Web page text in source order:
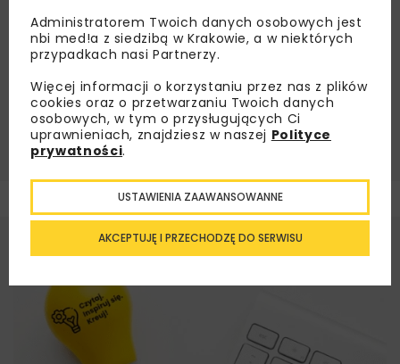
Źródło:Miejska Platforma Internetowa „Magiczny
Kraków”, www.krakow.pl
BUDOWA METRA
BUDOWA METRA W KRAKOWIE
METRO
METRO KRAKÓW
TUNEL
TUNEL CENTRUM KRAKOWA
UM KRAKÓW
Administratorem Twoich danych osobowych jest
nbi med!a z siedzibą w Krakowie, a w niektórych
przypadkach nasi Partnerzy.
Więcej informacji o korzystaniu przez nas z plików
cookies oraz o przetwarzaniu Twoich danych
osobowych, w tym o przysługujących Ci
uprawnieniach, znajdziesz w naszej Polityce
prywatności.
AKCEPTUJĘ I PRZECHODZĘ DO SERWISU
USTAWIENIA ZAAWANSOWANNE